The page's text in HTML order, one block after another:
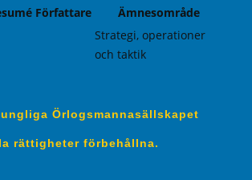
Författare
Ämnesområde
Strategi, operationer
och taktik
Örlogsmannasällskapet
rättigheter förbehållna.